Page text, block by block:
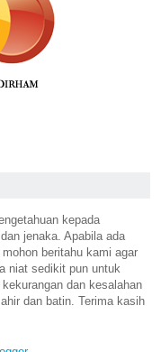
kepada
jenaka. Apabila ada
beritahu kami agar
niat sedikit pun untuk
dan kesalahan
dan batin. Terima kasih